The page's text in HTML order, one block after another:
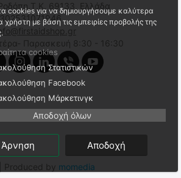
ιμάντα
-
ωρών
ΙΜΑΝΤΑΣ+ΒΑΣΗ ΓΙΑ ΦΑΚΟΥΣ
ΚΕΦΑΛΗΣ NITECORE NU21
9110101318
Άμεσα διαθέσιμο
Αποστολή εντός 24 ωρών
€5.90
€4.76(χωρίς ΦΠΑ)
69133, Ελλάδα
Παρασκευή 8:30 - 16:30
Produced by momedia
cookies για να δημιουργήσουμε καλύτερα
χρήστη με βάση τις εμπειρίες προβολής της
cookies
Στατιστικών
Facebook
Μάρκετινγκ
Αποδοχή όλων
Άρνηση Αποδοχή